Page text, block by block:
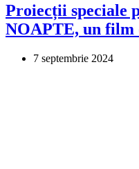
Proiecții speciale
NOAPTE, un film
7 septembrie 2024